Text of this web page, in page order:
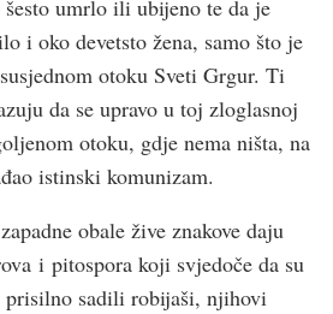
umrlo ili ubijeno te da je
i oko devetsto žena, samo što je
otoku Sveti Grgur. Ti
da se upravo u toj zloglasnoj
otoku, gdje nema ništa, na
istinski komunizam.
obale žive znakove daju
i pitospora koji svjedoče da su
sadili robijaši, njihovi